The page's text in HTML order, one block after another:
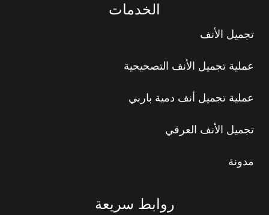
الخدمات
تجميل الأنف
عملية تجميل الأنف التصحيحية
عملية تجميل أنف دمية باربي
تجميل الأنف العرقي
مدونة
روابط سريعة